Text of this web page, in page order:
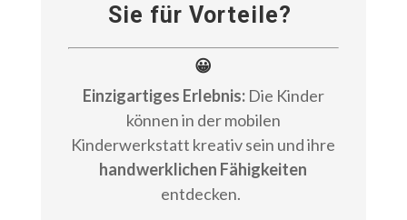
Sie für Vorteile?
😀
Einzigartiges Erlebnis:Die Kinder
können in der mobilen
Kinderwerkstatt kreativ sein und ihre
handwerklichen Fähigkeiten
entdecken.